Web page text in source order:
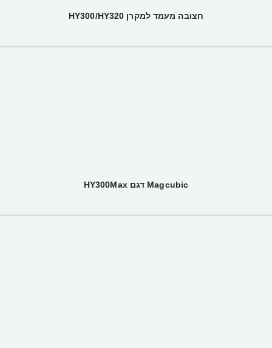
חצובה מעמד למקרן HY300/HY320
Magcubic דגם HY300Max